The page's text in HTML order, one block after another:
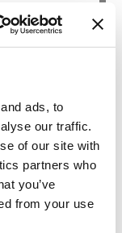
ads, to
our traffic.
of our site with
partners who
you’ve
from your use